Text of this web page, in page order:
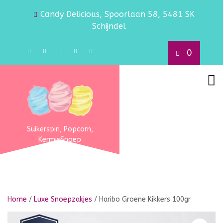
Candy Delicious, Spoorlaan 58, 5481 SK
Schijndel
0
Suikerspin, Popcorn,
KermisSnoep
Home / Luxe Snoepzakjes / Haribo Groene Kikkers 100gr